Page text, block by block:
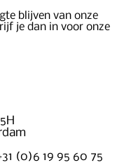
blijven van onze
je dan in voor onze
(0)6 19 95 60 75